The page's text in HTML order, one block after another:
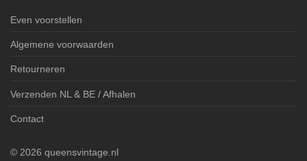
Even voorstellen
Algemene voorwaarden
Retourneren
Verzenden NL & BE / Afhalen
Contact
© 2026 queensvintage.nl